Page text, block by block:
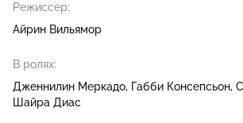
Режиссер:
Айрин Вильямор
В ролях:
Дженнилин Меркадо Габби Консепсьон
Шайра Диас